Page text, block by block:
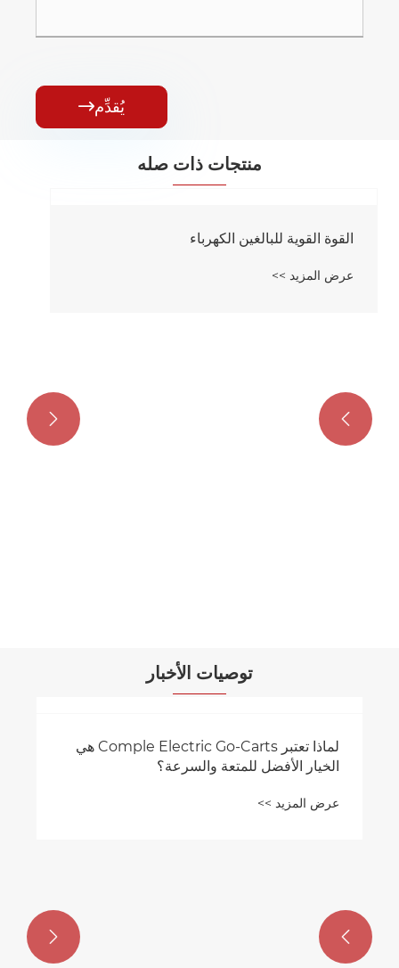
يُقدِّم
منتجات ذات صله


توصيات الأخبار

